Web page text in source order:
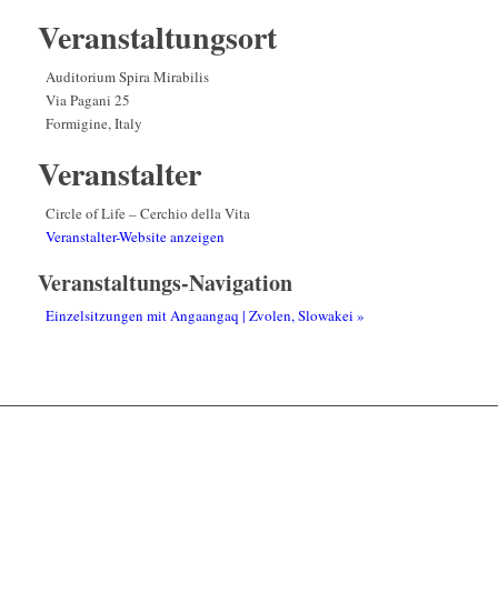
Veranstaltungsort
Auditorium Spira Mirabilis
Via Pagani 25
Formigine,Italy
Veranstalter
Circle of Life – Cerchio della Vita
Veranstalter-Website anzeigen
Veranstaltungs-Navigation
Einzelsitzungen mit Angaangaq | Zvolen, Slowakei »